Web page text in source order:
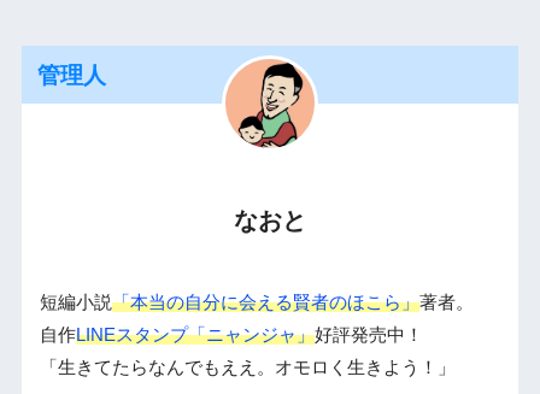
管理人
なおと
短編小説「本当の自分に会える賢者のほこら」著者。
自作LINEスタンプ「ニャンジャ」好評発売中！
「生きてたらなんでもええ。オモロく生きよう！」